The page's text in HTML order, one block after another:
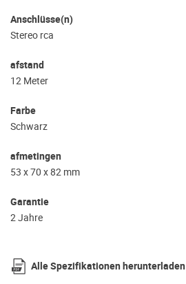
Anschlüsse(n)
Stereo rca
afstand
12 Meter
Farbe
Schwarz
afmetingen
53 x 70 x 82 mm
Garantie
2 Jahre
Alle Spezifikationen herunterladen